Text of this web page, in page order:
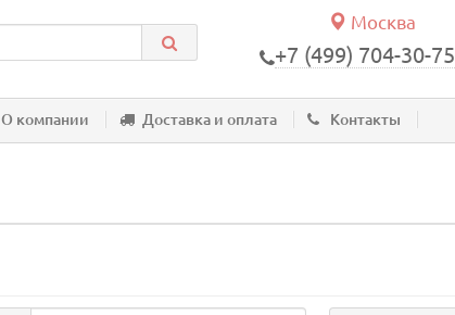
Москва
+7 (499) 704-30-75
О компании Доставка и оплата Контакты